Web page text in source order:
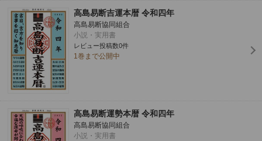
高島易断吉運本暦 令和四年
高島易断協同組合
小説・実用書
レビュー投稿数0件
1巻まで公開中
高島易断運勢本暦 令和四年
高島易断協同組合
小説・実用書